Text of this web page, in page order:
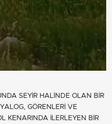
SEYİR HALİNDE OLAN BİR
GÖRENLERİ VE
KENARINDA İLERLEYEN BİR